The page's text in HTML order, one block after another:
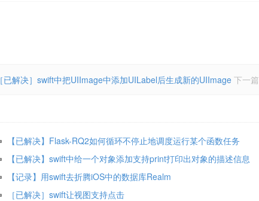
［已解决］swift中把UIImage中添加UILabel后生成新的UIImage 下一篇
【已解决】Flask-RQ2如何循环不停止地调度运行某个函数任务
【已解决】swift中给一个对象添加支持print打印出对象的描述信息
【记录】用swift去折腾iOS中的数据库Realm
［已解决］swift让视图支持点击